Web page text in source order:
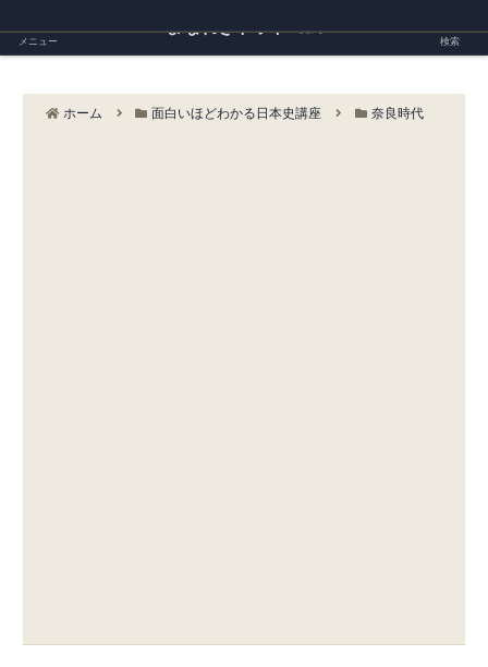
ホーム 面白いほどわかる日本史講座 奈良時代
メニュー 検索